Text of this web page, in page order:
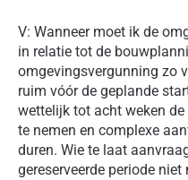
V: Wanneer moet ik de
in relatie tot de
omgevingsvergunning zo
ruim vóór de geplande
wettelijk tot acht weken
te nemen en complexe
duren. Wie te laat
gereserveerde periode